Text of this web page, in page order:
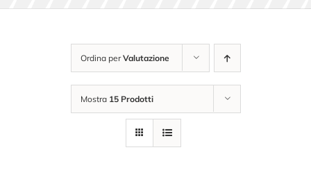
Ordina perValutazione
Mostra 15 Prodotti